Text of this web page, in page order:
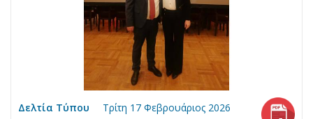
Δελτία Τύπου Τρίτη 17 Φεβρουάριος 2026